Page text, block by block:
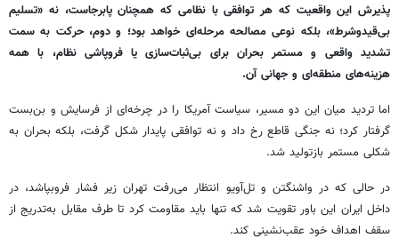
پذیرش این واقعیت که هر توافقی با نظامی که همچنان پابرجاست، نه «تسلیم
بی‌قیدوشرط»، بلکه نوعی مصالحه مرحله‌ای خواهد بود؛ و دوم، حرکت به سمت
تشدید واقعی و مستمر بحران برای بی‌ثبات‌سازی یا فروپاشی نظام، با همه
هزینه‌های منطقه‌ای و جهانی آن.
اما تردید میان این دو مسیر، سیاست آمریکا را در چرخه‌ای از فرسایش و بن‌بست
گرفتار کرد؛ نه جنگی قاطع رخ داد و نه توافقی پایدار شکل گرفت، بلکه بحران به
شکلی مستمر بازتولید شد.
در حالی که در واشنگتن و تل‌آویو انتظار می‌رفت تهران زیر فشار فروبپاشد، در
داخل ایران این باور تقویت شد که تنها باید مقاومت کرد تا طرف مقابل به‌تدریج از
سقف اهداف خود عقب‌نشینی کند.